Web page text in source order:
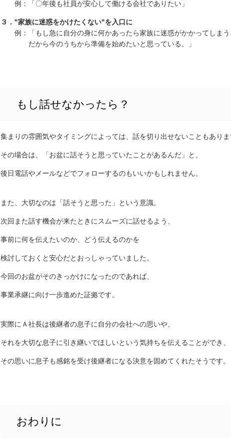
例：「〇年後も社員が安心して働ける会社でありたい」
３． "家族に迷惑をかけたくない"を入口に
例：「もし急に自分の身に何かあったら家族に迷惑がかかってしまう
だから今のうちから準備を始めたいと思っている。」
もし話せなかったら？
集まりの雰囲気やタイミングによっては、話を切り出せないこともあり
その場合は、「お盆に話そうと思っていたことがあるんだ」と、
後日電話やメールなどでフォローするのもいいかもしれません。
また、大切なのは「話そうと思った」という意識。
次回また話す機会が来たときにスムーズに話せるよう、
事前に何を伝えたいのか、どう伝えるのかを
検討しておくと安心だとおっしゃっていました。
今回のお盆がそのきっかけになったのであれば、
事業承継に向け一歩進めた証拠です。
実際にＡ社長は後継者の息子に自分の会社への思いや、
それを大切な息子に引き継いでほしいという気持ちを伝えることができ、
その思いに息子も感銘を受け後継者になる決意を固めてくれたそうです。
おわりに